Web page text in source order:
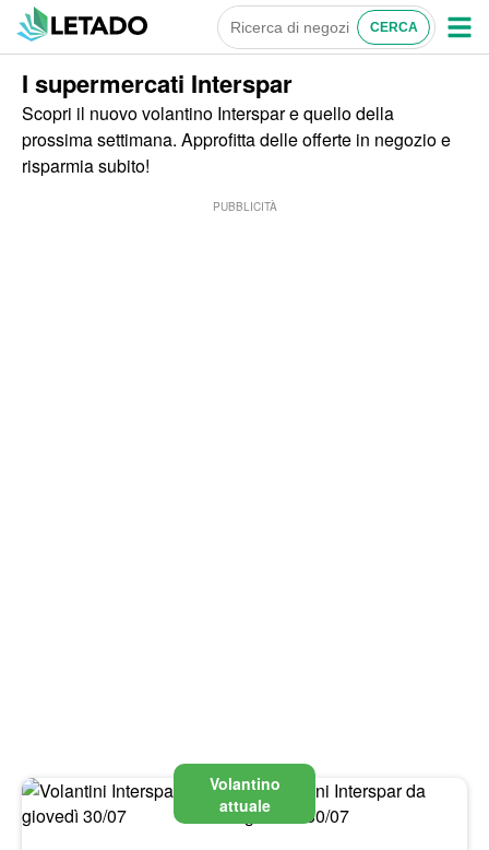
I supermercati Interspar
Scopri il nuovo volantino Interspar e quello della
prossima settimana. Approfitta delle offerte in negozio e
risparmia subito!
PUBBLICITÀ
Volantino
attuale